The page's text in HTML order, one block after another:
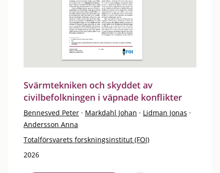
Svärmtekniken och skyddet av
civilbefolkningen i väpnade konflikter
Bennesved Peter · Markdahl Johan · Lidman Jonas ·
Andersson Anna
Totalförsvarets forskningsinstitut (FOI)
2026